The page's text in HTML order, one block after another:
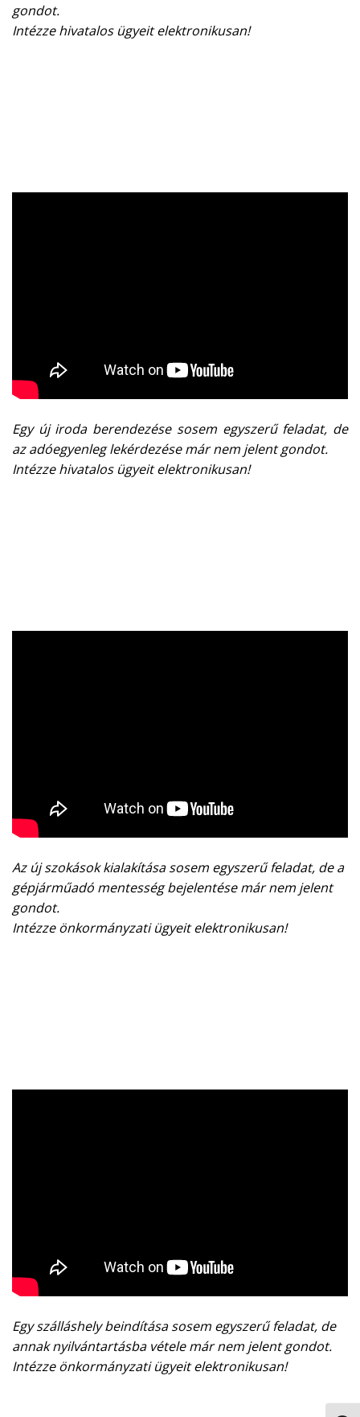
gondot.
Intézze hivatalos ügyeit elektronikusan!
Egy új iroda berendezése sosem egyszerű feladat, de
az adóegyenleg lekérdezése már nem jelent gondot.
Intézze hivatalos ügyeit elektronikusan!
Az új szokások kialakítása sosem egyszerű feladat, de a
gépjárműadó mentesség bejelentése már nem jelent
gondot.
Intézze önkormányzati ügyeit elektronikusan!
Egy szálláshely beindítása sosem egyszerű feladat, de
annak nyilvántartásba vétele már nem jelent gondot.
Intézze önkormányzati ügyeit elektronikusan!